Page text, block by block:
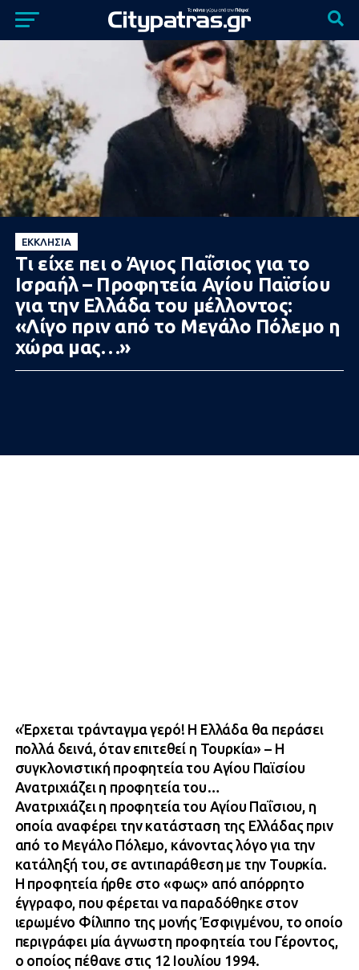
ΕΚΚΛΗΣΊΑ
Τι είχε πει ο Άγιος Παΐσιος για το
Ισραήλ – Προφητεία Αγίου Παϊσίου
για την Ελλάδα του μέλλοντος:
«Λίγο πριν από το Μεγάλο Πόλεμο η
χώρα μας…»
«Έρχεται τράνταγμα γερό! Η Ελλάδα θα περάσει
πολλά δεινά, όταν επιτεθεί η Τουρκία» – Η
συγκλονιστική προφητεία του Αγίου Παϊσίου
Ανατριχιάζει η προφητεία του…
Ανατριχιάζει η προφητεία του Αγίου Παΐσιου, η
οποία αναφέρει την κατάσταση της Ελλάδας πριν
από το Μεγάλο Πόλεμο, κάνοντας λόγο για την
κατάληξή του, σε αντιπαράθεση με την Τουρκία.
Η προφητεία ήρθε στο «φως» από απόρρητο
έγγραφο, που φέρεται να παραδόθηκε στον
ιερωμένο Φίλιππο της μονής Έσφιγμένου, το οποίο
περιγράφει μία άγνωστη προφητεία του Γέροντος,
ο οποίος πέθανε στις 12 Ιουλίου 1994.